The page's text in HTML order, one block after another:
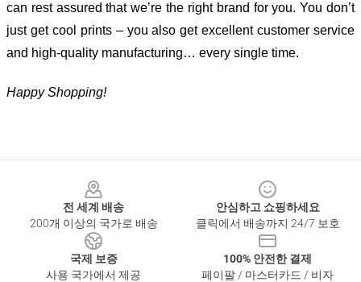
can rest assured that we’re the right brand for you. You don’t
just get cool prints – you also get excellent customer service
and high-quality manufacturing… every single time.
Happy Shopping!
전 세계 배송
200개 이상의 국가로 배송
안심하고 쇼핑하세요
클릭에서 배송까지 24/7 보호
국제 보증
사용 국가에서 제공
100% 안전한 결제
페이팔 / 마스터카드 / 비자